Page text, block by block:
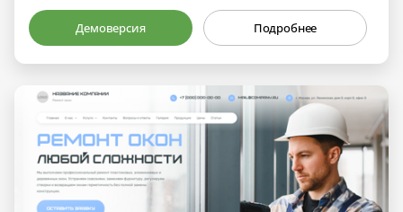
Демоверсия Подробнее